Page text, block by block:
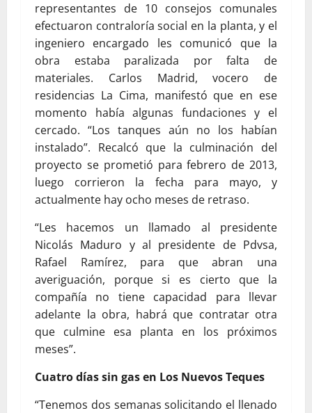
representantes de 10 consejos comunales
efectuaron contraloría social en la planta, y el
ingeniero encargado les comunicó que la
obra estaba paralizada por falta de
materiales. Carlos Madrid, vocero de
residencias La Cima, manifestó que en ese
momento había algunas fundaciones y el
cercado. “Los tanques aún no los habían
instalado”. Recalcó que la culminación del
proyecto se prometió para febrero de 2013,
luego corrieron la fecha para mayo, y
actualmente hay ocho meses de retraso.
“Les hacemos un llamado al presidente
Nicolás Maduro y al presidente de Pdvsa,
Rafael Ramírez, para que abran una
averiguación, porque si es cierto que la
compañía no tiene capacidad para llevar
adelante la obra, habrá que contratar otra
que culmine esa planta en los próximos
meses”.
Cuatro días sin gas en Los Nuevos Teques
“Tenemos dos semanas solicitando el llenado